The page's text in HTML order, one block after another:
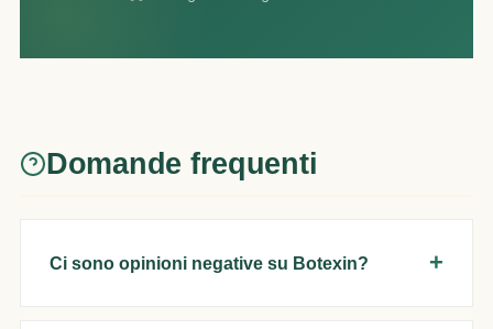
Domande frequenti
Ci sono opinioni negative su Botexin?